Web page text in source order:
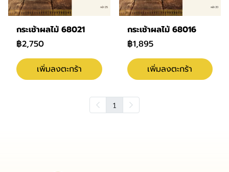
กระเช้าผลไม้ 68021
฿2,750
เพิ่มลงตะกร้า
กระเช้าผลไม้ 68016
฿1,895
เพิ่มลงตะกร้า
1